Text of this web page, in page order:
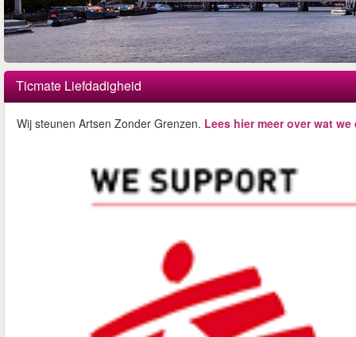
Ticmate Liefdadigheid
Wij steunen Artsen Zonder Grenzen. Lees hier meer over wat we